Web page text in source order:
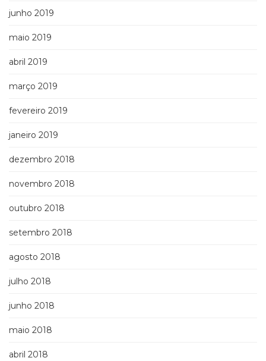
junho 2019
maio 2019
abril 2019
março 2019
fevereiro 2019
janeiro 2019
dezembro 2018
novembro 2018
outubro 2018
setembro 2018
agosto 2018
julho 2018
junho 2018
maio 2018
abril 2018